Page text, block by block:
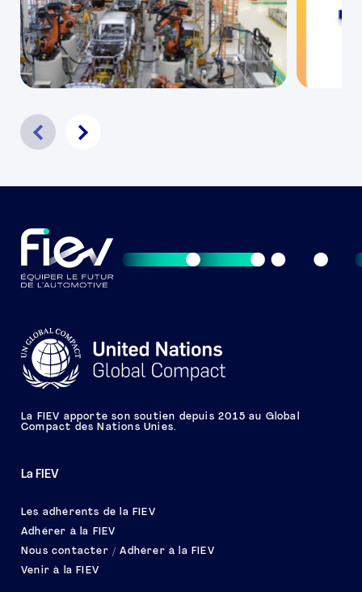
La FIEV
Les adhérents de la FIEV
Adhérer à la FIEV
Nous contacter / Adhérer à la FIEV
Venir à la FIEV
La FIEV apporte son soutien depuis 2015 au Global
Compact des Nations Unies.